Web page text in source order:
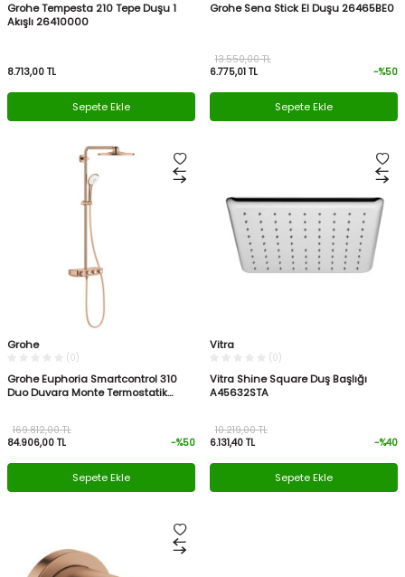
Grohe Tempesta 210 Tepe Duşu 1
Akışlı 26410000
8.713,00 TL
Sepete Ekle
Grohe Sena Stick El Duşu 26465BE0
6.775,01 TL
13.550,00TL
-%50
Sepete Ekle
Grohe
(0)
Grohe Euphoria Smartcontrol 310
Duo Duvara Monte Termostatik
84.906,00 TL
169.812,00TL
-%50
Sepete Ekle
Vitra
(0)
Vitra Shine Square Duş Başlığı
A45632STA
6.131,40 TL
10.219,00TL
-%40
Sepete Ekle